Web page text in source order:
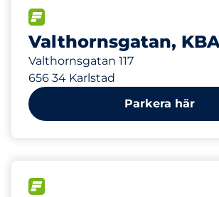
Valthornsgatan,
Valthornsgatan 117
656 34 Karlstad
329 m
Parkera här
426 m